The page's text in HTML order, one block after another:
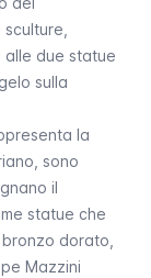
alle due statue
sulla
la
sono
il
statue che
dorato,
Mazzini